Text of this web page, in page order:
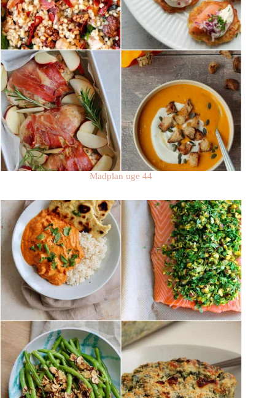
Madplan uge 44